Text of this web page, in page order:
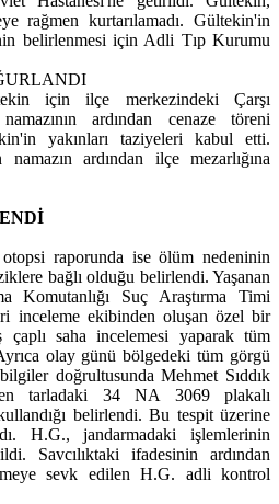
rağmen kurtarılamadı. Gültekin'in
belirlenmesi için Adli Tıp Kurumu
için ilçe merkezindeki Çarşı
ardından cenaze töreni
yakınları taziyeleri kabul etti.
ardından ilçe mezarlığına
raporunda ise ölüm nedeninin
bağlı olduğu belirlendi. Yaşanan
Komutanlığı Suç Araştırma Timi
inceleme ekibinden oluşan özel bir
saha incelemesi yaparak tüm
olay günü bölgedeki tüm görgü
doğrultusunda Mehmet Sıddık
tarladaki 34 NA 3069 plakalı
belirlendi. Bu tespit üzerine
H.G., jandarmadaki işlemlerinin
Savcılıktaki ifadesinin ardından
sevk edilen H.G. adli kontrol